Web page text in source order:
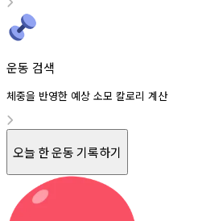
운동 검색
체중을 반영한 예상 소모 칼로리 계산
오늘 한 운동 기록하기